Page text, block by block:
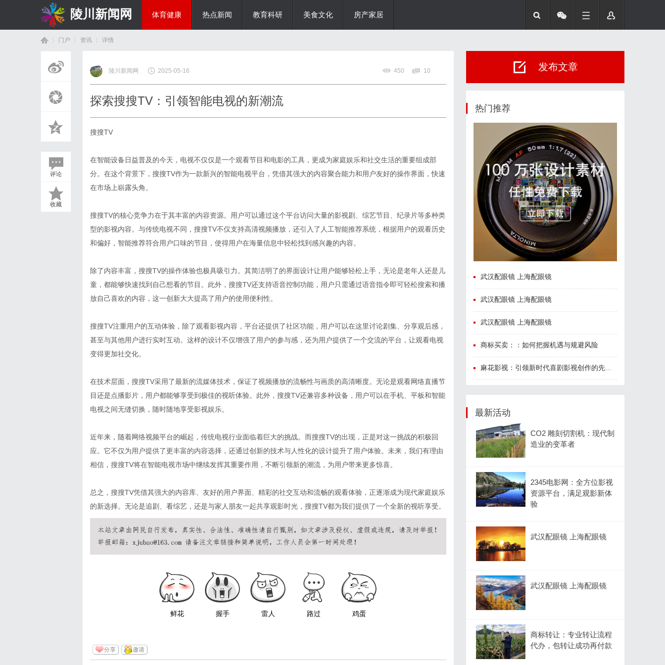
陵川新闻网 体育健康 热点新闻 教育科研 美食文化 房产家居
门户 资讯
›
详情
评论
收藏
陵川新闻网 2025-05-16 450 10
探索搜搜TV：引领智能电视的新潮流
搜搜TV
在智能设备日益普及的今天，电视不仅仅是一个观看节目和电影的工具，更成为家庭娱乐和社交生活的重要组成部
分。在这个背景下，搜搜TV作为一款新兴的智能电视平台，凭借其强大的内容聚合能力和用户友好的操作界面，快速
在市场上崭露头角。
搜搜TV的核心竞争力在于其丰富的内容资源。用户可以通过这个平台访问大量的影视剧、综艺节目、纪录片等多种类
型的影视内容。与传统电视不同，搜搜TV不仅支持高清视频播放，还引入了人工智能推荐系统，根据用户的观看历史
和偏好，智能推荐符合用户口味的节目，使得用户在海量信息中轻松找到感兴趣的内容。
除了内容丰富，搜搜TV的操作体验也极具吸引力。其简洁明了的界面设计让用户能够轻松上手，无论是老年人还是儿
童，都能够快速找到自己想看的节目。此外，搜搜TV还支持语音控制功能，用户只需通过语音指令即可轻松搜索和播
放自己喜欢的内容，这一创新大大提高了用户的使用便利性。
搜搜TV注重用户的互动体验，除了观看影视内容，平台还提供了社区功能，用户可以在这里讨论剧集、分享观后感，
甚至与其他用户进行实时互动。这样的设计不仅增强了用户的参与感，还为用户提供了一个交流的平台，让观看电视
变得更加社交化。
在技术层面，搜搜TV采用了最新的流媒体技术，保证了视频播放的流畅性与画质的高清晰度。无论是观看网络直播节
目还是点播影片，用户都能够享受到极佳的视听体验。此外，搜搜TV还兼容多种设备，用户可以在手机、平板和智能
电视之间无缝切换，随时随地享受影视娱乐。
近年来，随着网络视频平台的崛起，传统电视行业面临着巨大的挑战。而搜搜TV的出现，正是对这一挑战的积极回
应。它不仅为用户提供了更丰富的内容选择，还通过创新的技术与人性化的设计提升了用户体验。未来，我们有理由
相信，搜搜TV将在智能电视市场中继续发挥其重要作用，不断引领新的潮流，为用户带来更多惊喜。
总之，搜搜TV凭借其强大的内容库、友好的用户界面、精彩的社交互动和流畅的观看体验，正逐渐成为现代家庭娱乐
的新选择。无论是追剧、看综艺，还是与家人朋友一起共享观影时光，搜搜TV都为我们提供了一个全新的视听享受。
鲜花 握手 雷人 路过 鸡蛋
分享 邀请
发布文章
热门推荐
武汉配眼镜 上海配眼镜
武汉配眼镜 上海配眼镜
武汉配眼镜 上海配眼镜
商标买卖：：如何把握机遇与规避风险
麻花影视：引领新时代喜剧影视创作的先锋力量
最新活动
CO2 雕刻切割机：现代制
造业的变革者
2345电影网：全方位影视
资源平台，满足观影新体
验
武汉配眼镜 上海配眼镜
武汉配眼镜 上海配眼镜
商标转让：专业转让流程
代办，包转让成功再付款